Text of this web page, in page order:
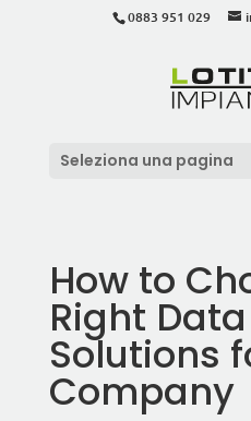
0883 951 029
Seleziona una pagina
How to
Right
Solutions
Company